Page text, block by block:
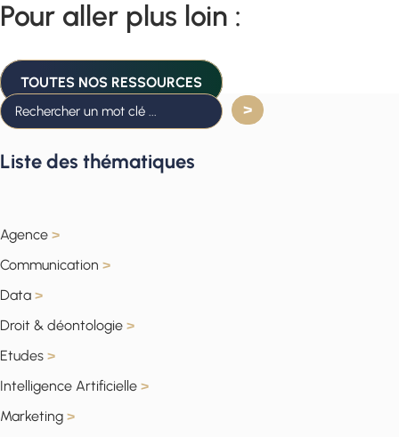
Pour aller plus loin :
TOUTES NOS RESSOURCES
Liste des thématiques
Agence >
Communication >
Data >
Droit & déontologie >
Etudes >
Intelligence Artificielle >
Marketing >